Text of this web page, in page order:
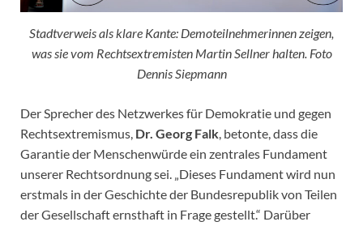
Stadtverweis als klare Kante: Demoteilnehmerinnen zeigen,
was sie vom Rechtsextremisten Martin Sellner halten. Foto
Dennis Siepmann
Der Sprecher des Netzwerkes für Demokratie und gegen
Rechtsextremismus, Dr. Georg Falk, betonte, dass die
Garantie der Menschenwürde ein zentrales Fundament
unserer Rechtsordnung sei. „Dieses Fundament wird nun
erstmals in der Geschichte der Bundesrepublik von Teilen
der Gesellschaft ernsthaft in Frage gestellt.“ Darüber